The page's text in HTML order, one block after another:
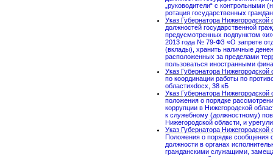
„руководители“ с
ротация государственных
Указ Губернатора
должностей государственной
предусмотренных подпунктом
2013 года № 79-ФЗ «О запрете
(вклады), хранить наличные
расположенных за пределами
пользоваться иностранными
Указ Губернатора
по координации работы по
области»docx, 38 кБ
Указ Губернатора
положения о порядке
коррупции в Нижегородской
к служебному (должностному)
Нижегородской области, и
Указ Губернатора
Положения о порядке
должности в органах
гражданскими служащими,